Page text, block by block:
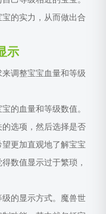
的实力，从而做出合
示
调整宝宝血量和等级
的血量和等级数值。
选项，然后选择是否
更加直观地了解宝宝
数值显示过于繁琐，
的显示方式。魔兽世